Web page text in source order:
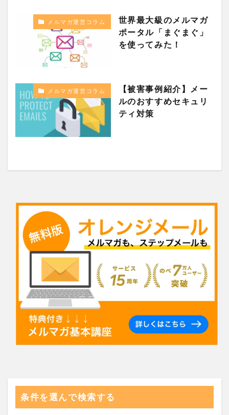
メルマガ運営コラム
世界最大級のメルマガ
ポータル「まぐまぐ」
を使ってみた！
メルマガ運営コラム
【被害事例紹介】メー
ルのおすすめセキュリ
ティ対策
条件を選んで検索する